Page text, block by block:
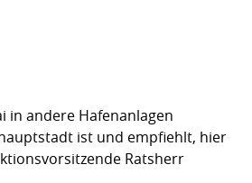
in andere Hafenanlagen
ist und empfiehlt, hier
Ratsherr